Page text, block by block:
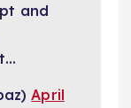
and
April